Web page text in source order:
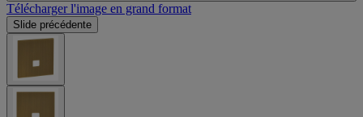
Télécharger l'image en grand format
Slide précédente